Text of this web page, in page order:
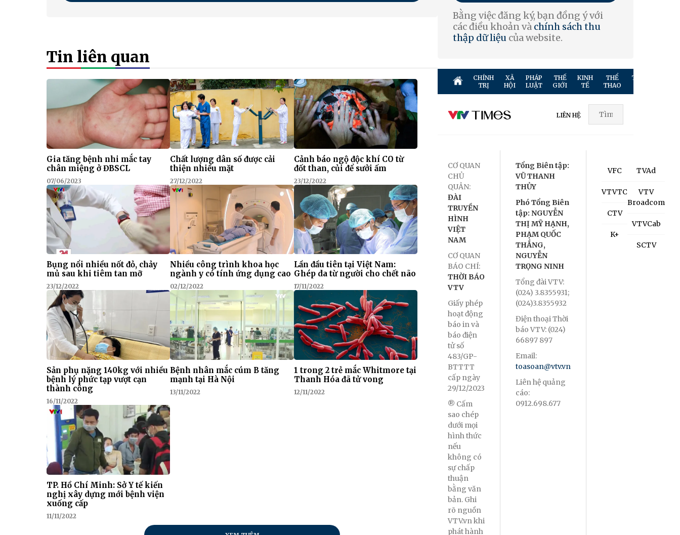
Tin liên quan
Gia tăng bệnh nhi mắc tay
chân miệng ở ĐBSCL
07/06/2023
Chất lượng dân số được cải
thiện nhiều mặt
27/12/2022
Cảnh báo ngộ độc khí CO từ
đốt than, củi để sưởi ấm
23/12/2022
Bụng nổi nhiều nốt đỏ, chảy
mủ sau khi tiêm tan mỡ
23/12/2022
Nhiều công trình khoa học
ngành y có tính ứng dụng cao
02/12/2022
Lần đầu tiên tại Việt Nam:
Ghép da từ người cho chết não
17/11/2022
Sản phụ nặng 140kg với nhiều
bệnh lý phức tạp vượt cạn
thành công
16/11/2022
Bệnh nhân mắc cúm B tăng
mạnh tại Hà Nội
13/11/2022
1 trong 2 trẻ mắc Whitmore tại
Thanh Hóa đã tử vong
12/11/2022
TP. Hồ Chí Minh: Sở Y tế kiến
nghị xây dựng mới bệnh viện
xuống cấp
11/11/2022
Bằng việc đăng ký, bạn đồng ý với
các điều khoản và chính sách thu
thập dữ liệu của website.
CHÍNH
TRỊ
XÃ
HỘI
PHÁP
LUẬT
THẾ
GIỚI
KINH
TẾ
THỂ
THAO
TRUYỀN
LIÊN HỆ
CƠ QUAN
CHỦ
QUẢN:
ĐÀI
TRUYỀN
HÌNH
VIỆT
NAM
CƠ QUAN
BÁO CHÍ:
THỜI BÁO
VTV
Giấy phép
hoạt động
báo in và
báo điện
tử số
483/GP-
BTTTT
cấp ngày
29/12/2023
® Cấm
sao chép
dưới mọi
hình thức
nếu
không có
sự chấp
thuận
bằng văn
bản. Ghi
rõ nguồn
VTV.vn khi
phát hành
Tổng Biên tập:
VŨ THANH
THỦY
Phó Tổng Biên
tập: NGUYỄN
THỊ MỸ HẠNH,
PHẠM QUỐC
THẮNG,
NGUYỄN
TRỌNG NINH
Tổng đài VTV:
(024) 3.8355931;
(024)3.8355932
Điện thoại Thời
báo VTV: (024)
66897 897
Email:
toasoan@vtv.vn
Liên hệ quảng
cáo:
0912.698.677
VFC
VTVTC
CTV
K+
TVAd
VTV
Broadcom
VTVCab
SCTV